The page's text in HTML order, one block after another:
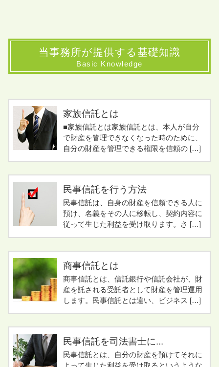
当事務所が提供する基礎知識
Basic Knowledge
家族信託とは
■家族信託とは家族信託とは、本人が自分
で財産を管理できなくなった時のために、
自分の財産を管理できる権限を信頼の […]
民事信託を行う方法
民事信託は、自身の財産を信頼できる人に
預け、名義をその人に移転し、契約内容に
従って生じた利益を受け取ります。さ […]
商事信託とは
商事信託とは、信託銀行や信託会社が、財
産を託される受託者として財産を管理運用
します。民事信託とは違い、ビジネス […]
民事信託を司法書士に...
民事信託とは、自分の財産を預けてそれに